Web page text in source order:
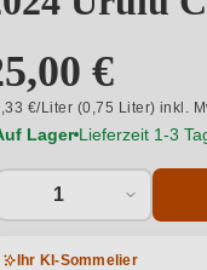
€
€/Liter (0,75 Liter) inkl.
Lager Lieferzeit 1-3
1
Ihr KI-Sommelier